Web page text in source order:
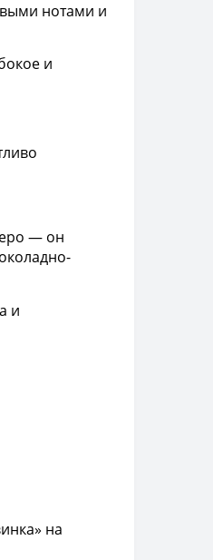
нотами и
и
— он
и
на